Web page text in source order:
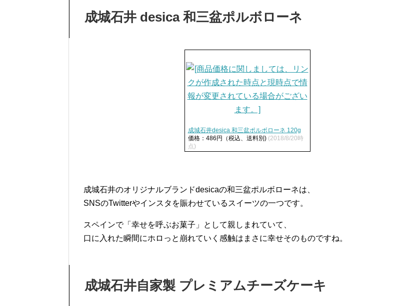
成城石井 desica 和三盆ポルボローネ
成城石井desica 和三盆ポルボローネ 120g
価格：486円（税込、送料別) (2018/8/20時
点)
成城石井のオリジナルブランドdesicaの和三盆ポルボローネは、
SNSのTwitterやインスタを賑わせているスイーツの一つです。
スペインで「幸せを呼ぶお菓子」として親しまれていて、
口に入れた瞬間にホロっと崩れていく感触はまさに幸せそのものですね。
成城石井自家製 プレミアムチーズケーキ